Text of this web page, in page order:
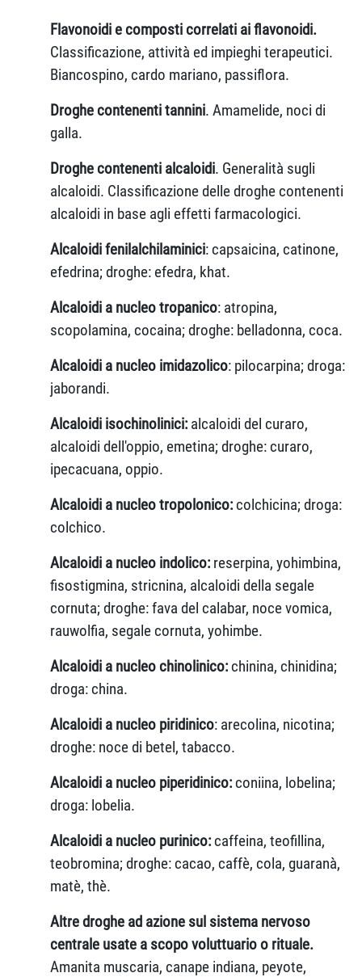
Flavonoidi e composti correlati ai flavonoidi.
Classificazione, attività ed impieghi terapeutici.
Biancospino, cardo mariano, passiflora.
Droghe contenenti tannini. Amamelide, noci di
galla.
Droghe contenenti alcaloidi. Generalità sugli
alcaloidi. Classificazione delle droghe contenenti
alcaloidi in base agli effetti farmacologici.
Alcaloidi fenilalchilaminici: capsaicina, catinone,
efedrina; droghe: efedra, khat.
Alcaloidi a nucleo tropanico: atropina,
scopolamina, cocaina; droghe: belladonna, coca.
Alcaloidi a nucleo imidazolico: pilocarpina; droga:
jaborandi.
Alcaloidi isochinolinici:alcaloidi del curaro,
alcaloidi dell'oppio, emetina; droghe: curaro,
ipecacuana, oppio.
Alcaloidi a nucleo tropolonico:colchicina; droga:
colchico.
Alcaloidi a nucleo indolico:reserpina, yohimbina,
fisostigmina, stricnina, alcaloidi della segale
cornuta; droghe: fava del calabar, noce vomica,
rauwolfia, segale cornuta, yohimbe.
Alcaloidi a nucleo chinolinico:chinina, chinidina;
droga: china.
Alcaloidi a nucleo piridinico: arecolina, nicotina;
droghe: noce di betel, tabacco.
Alcaloidi a nucleo piperidinico:coniina, lobelina;
droga: lobelia.
Alcaloidi a nucleo purinico:caffeina, teofillina,
teobromina; droghe: cacao, caffè, cola, guaranà,
matè, thè.
Altre droghe ad azione sul sistema nervoso
centrale usate a scopo voluttuario o rituale.
Amanita muscaria, canape indiana, peyote,